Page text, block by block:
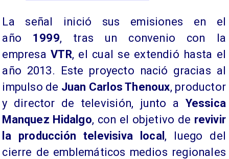
La señal inició sus emisiones en el
año 1999, tras un convenio con la
empresaVTR, el cual se extendió hasta el
año 2013. Este proyecto nació gracias al
impulso de Juan Carlos Thenoux, productor
y director de televisión, junto a Yessica
Manquez Hidalgo, con el objetivo de revivir
la producción televisiva local , luego del
cierre de emblemáticos medios regionales